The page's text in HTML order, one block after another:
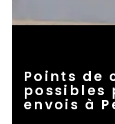
Points de
possibles
envois à